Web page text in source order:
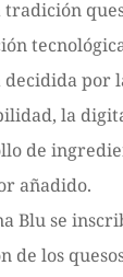
tradición
decidida por
la
de
añadido.
Blu se
de los